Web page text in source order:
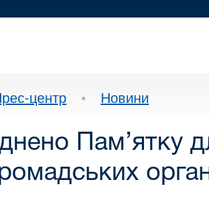
центр • Новини
Пам’ятку